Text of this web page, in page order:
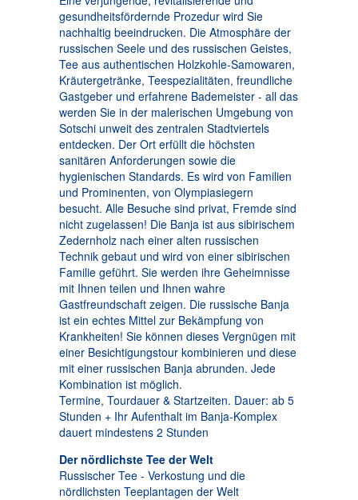
gesundheitsfördernde Prozedur wird Sie
nachhaltig beeindrucken. Die Atmosphäre der
russischen Seele und des russischen Geistes,
Tee aus authentischen Holzkohle-Samowaren,
Kräutergetränke, Teespezialitäten, freundliche
Gastgeber und erfahrene Bademeister - all das
werden Sie in der malerischen Umgebung von
Sotschi unweit des zentralen Stadtviertels
entdecken. Der Ort erfüllt die höchsten
sanitären Anforderungen sowie die
hygienischen Standards. Es wird von Familien
und Prominenten, von Olympiasiegern
besucht. Alle Besuche sind privat, Fremde sind
nicht zugelassen! Die Banja ist aus sibirischem
Zedernholz nach einer alten russischen
Technik gebaut und wird von einer sibirischen
Familie geführt. Sie werden ihre Geheimnisse
mit Ihnen teilen und Ihnen wahre
Gastfreundschaft zeigen. Die russische Banja
ist ein echtes Mittel zur Bekämpfung von
Krankheiten! Sie können dieses Vergnügen mit
einer Besichtigungstour kombinieren und diese
mit einer russischen Banja abrunden. Jede
Kombination ist möglich.
Termine, Tourdauer & Startzeiten. Dauer: ab 5
Stunden + Ihr Aufenthalt im Banja-Komplex
dauert mindestens 2 Stunden
Der nördlichste Tee der Welt
Russischer Tee - Verkostung und die
nördlichsten Teeplantagen der Welt